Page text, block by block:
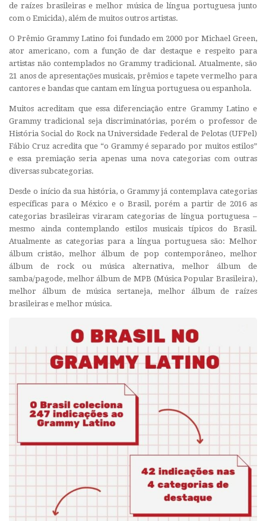
de raízes brasileiras e melhor música de língua portuguesa junto
com o Emicida), além de muitos outros artistas.
O Prêmio Grammy Latino foi fundado em 2000 por Michael Green,
ator americano, com a função de dar destaque e respeito para
artistas não contemplados no Grammy tradicional. Atualmente, são
21 anos de apresentações musicais, prêmios e tapete vermelho para
cantores e bandas que cantam em língua portuguesa ou espanhola.
Muitos acreditam que essa diferenciação entre Grammy Latino e
Grammy tradicional seja discriminatórias, porém o professor de
História Social do Rock na Universidade Federal de Pelotas (UFPel)
Fábio Cruz acredita que “o Grammy é separado por muitos estilos”
e essa premiação seria apenas uma nova categorias com outras
diversas subcategorias.
Desde o início da sua história, o Grammy já contemplava categorias
específicas para o México e o Brasil, porém a partir de 2016 as
categorias brasileiras viraram categorias de língua portuguesa –
mesmo ainda contemplando estilos musicais típicos do Brasil.
Atualmente as categorias para a língua portuguesa são: Melhor
álbum cristão, melhor álbum de pop contemporâneo, melhor
álbum de rock ou música alternativa, melhor álbum de
samba/pagode, melhor álbum de MPB (Música Popular Brasileira),
melhor álbum de música sertaneja, melhor álbum de raízes
brasileiras e melhor música.